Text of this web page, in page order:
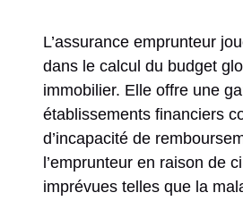
L’assurance emprunteur
dans le calcul du budget
immobilier. Elle offre une
établissements financiers
d’incapacité de
l’emprunteur en raison de
imprévues telles que la